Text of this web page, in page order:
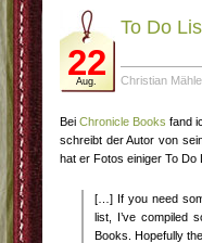
22
Aug.
To Do
Christian
BeiChronicle Books fand
schreibt der Autor von
hat er Fotos einiger To Do
[…] If you need
list, I’ve compiled
Books. Hopefully